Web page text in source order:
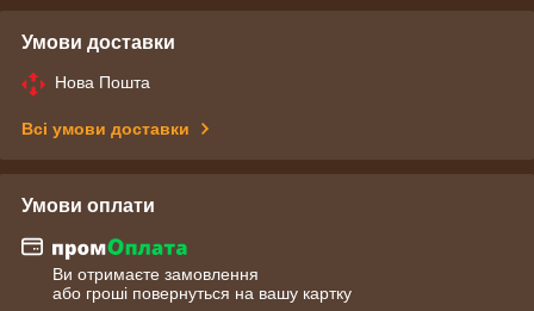
Умови доставки
Нова Пошта
Всі умови доставки
Умови оплати
Ви отримаєте замовлення
або гроші повернуться на вашу картку